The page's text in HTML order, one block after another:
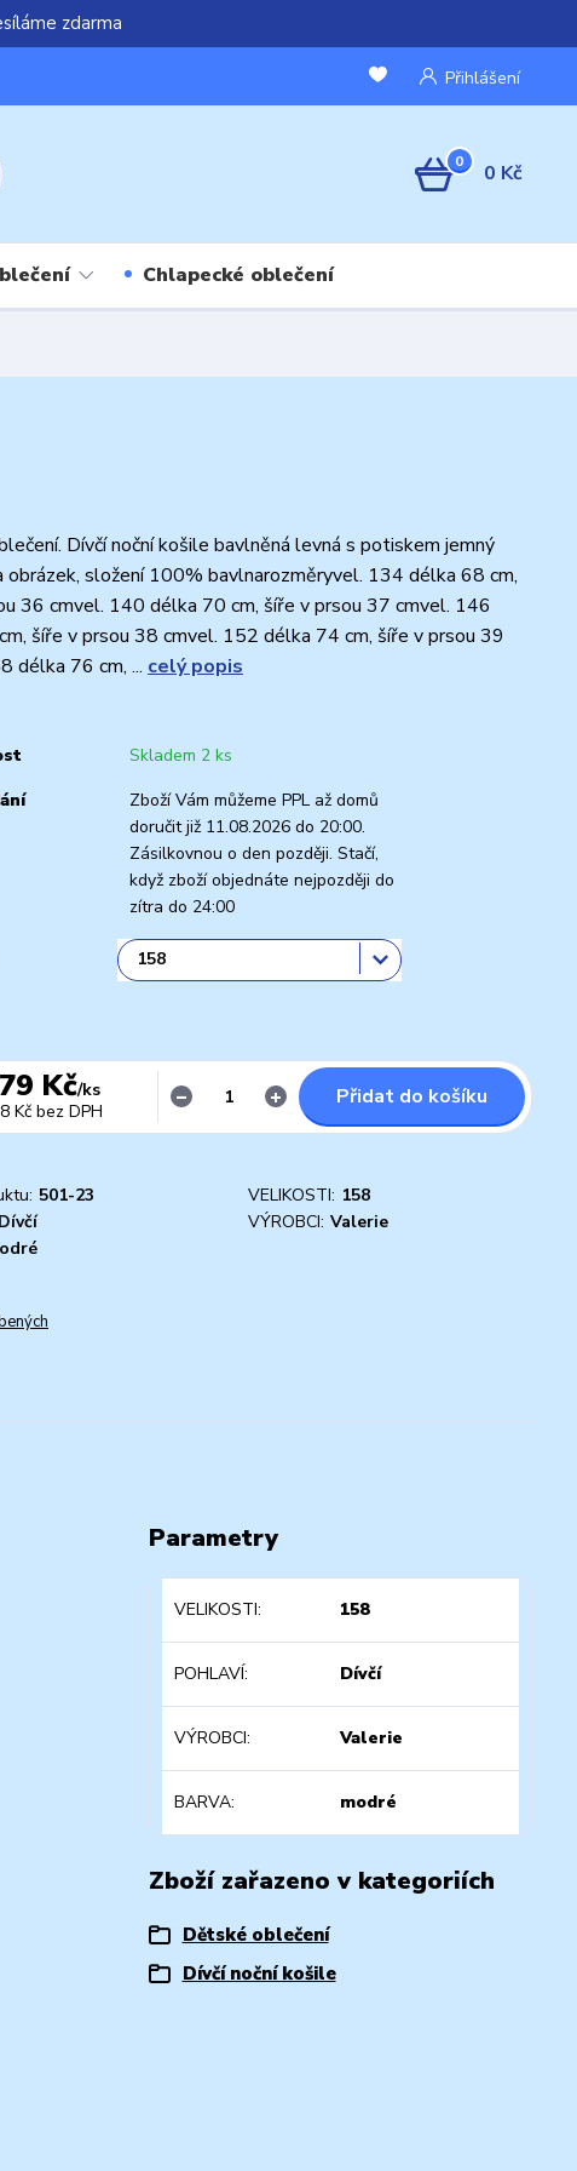
zdarma
Přihlášení
0 0 Kč
Chlapecké oblečení
Dívčí noční košile bavlněná levná s potiskem jemný
obrázek, složení 100% bavlnarozměryvel. 134 délka 68 cm,
36 cmvel. 140 délka 70 cm, šíře v prsou 37 cmvel. 146
šíře v prsou 38 cmvel. 152 délka 74 cm, šíře v prsou 39
délka 76 cm, ... celý popis
Skladem 2 ks
Zboží Vám můžeme PPL až domů
doručit již 11.08.2026 do 20:00.
Zásilkovnou o den později. Stačí,
když zboží objednáte nejpozději do
zítra do 24:00
Kč/ks
Kč bez DPH
Přidat do košíku
501-23 VELIKOSTI: 158
Dívčí VÝROBCI: Valerie
Parametry
VELIKOSTI 158
POHLAVÍ Dívčí
VÝROBCI Valerie
BARVA modré
Zboží zařazeno v kategoriích
Dětské oblečení
Dívčí noční košile